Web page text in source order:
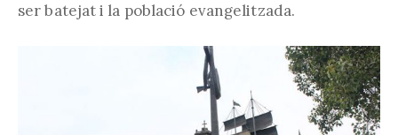
ser batejat i la població evangelitzada.